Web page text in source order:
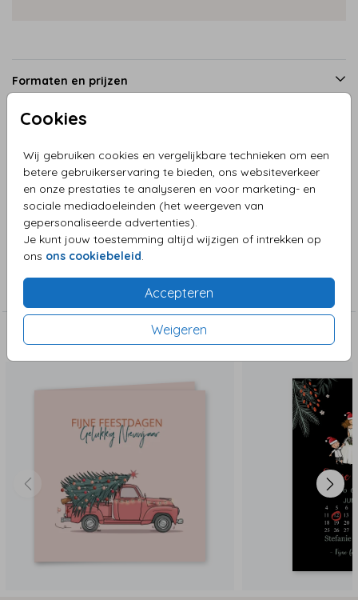
Cookies
Wij gebruiken cookies en vergelijkbare technieken om een
betere gebruikerservaring te bieden, ons websiteverkeer
en onze prestaties te analyseren en voor marketing- en
sociale mediadoeleinden (het weergeven van
gepersonaliseerde advertenties).
Je kunt jouw toestemming altijd wijzigen of intrekken op
ons ons cookiebeleid
Accepteren
Weigeren
Formaten en prijzen
Omschrijving
Kerstkaart warm groen met koperfolie tekst
Collectie
Deze zijn ook leuk!